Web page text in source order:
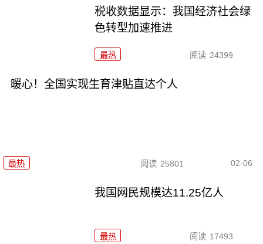
税收数据显示：我国经济社会绿
色转型加速推进
最热 阅读 24399
暖心！全国实现生育津贴直达个人
最热 阅读 25801 02-06
我国网民规模达11.25亿人
最热 阅读 17493